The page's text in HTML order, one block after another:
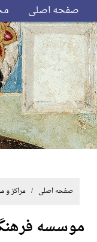
صفحه اصلی
صفحه اصلی / مراکز و
موسسه